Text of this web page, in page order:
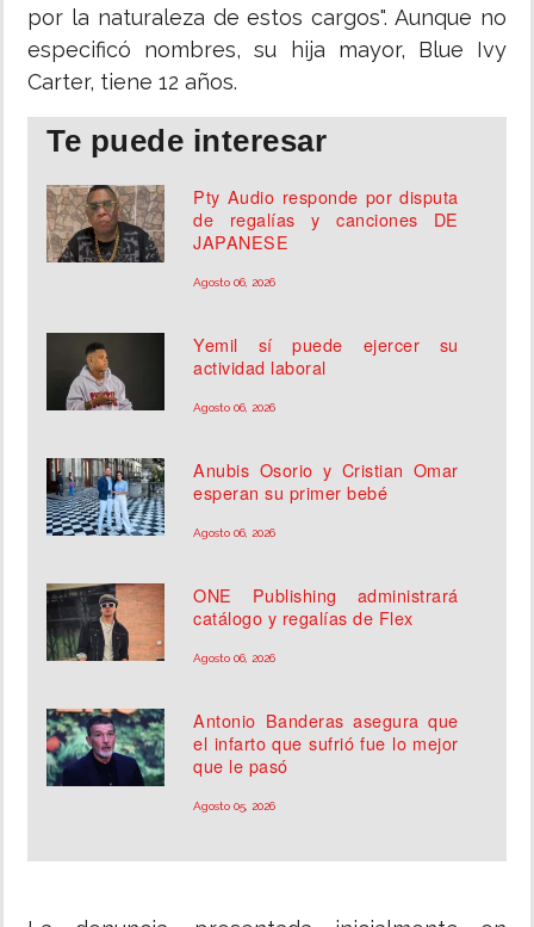
por la naturaleza de estos cargos". Aunque no
especificó nombres, su hija mayor, Blue Ivy
Carter, tiene 12 años.
Te puede interesar
Pty Audio responde por disputa
de regalías y canciones DE
JAPANESE
Agosto 06, 2026
Yemil sí puede ejercer su
actividad laboral
Agosto 06, 2026
Anubis Osorio y Cristian Omar
esperan su primer bebé
Agosto 06, 2026
ONE Publishing administrará
catálogo y regalías de Flex
Agosto 06, 2026
Antonio Banderas asegura que
el infarto que sufrió fue lo mejor
que le pasó
Agosto 05, 2026